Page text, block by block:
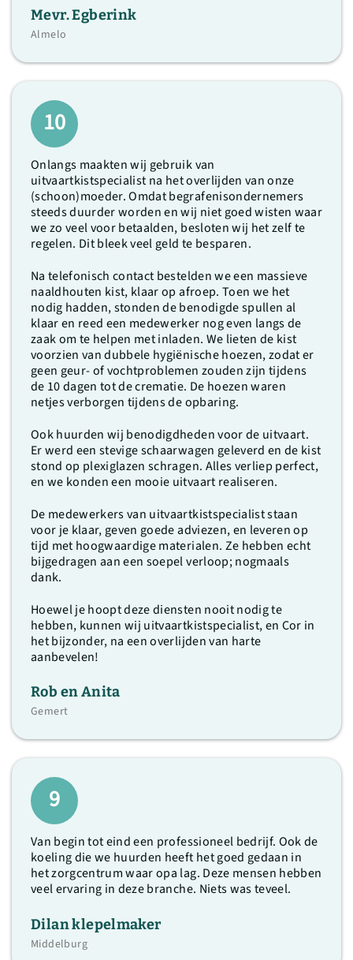
Mevr. Egberink
Almelo
10
Onlangs maakten wij gebruik van
uitvaartkistspecialist na het overlijden van onze
(schoon)moeder. Omdat begrafenisondernemers
steeds duurder worden en wij niet goed wisten waar
we zo veel voor betaalden, besloten wij het zelf te
regelen. Dit bleek veel geld te besparen.
Na telefonisch contact bestelden we een massieve
naaldhouten kist, klaar op afroep. Toen we het
nodig hadden, stonden de benodigde spullen al
klaar en reed een medewerker nog even langs de
zaak om te helpen met inladen. We lieten de kist
voorzien van dubbele hygiënische hoezen, zodat er
geen geur- of vochtproblemen zouden zijn tijdens
de 10 dagen tot de crematie. De hoezen waren
netjes verborgen tijdens de opbaring.
Ook huurden wij benodigdheden voor de uitvaart.
Er werd een stevige schaarwagen geleverd en de kist
stond op plexiglazen schragen. Alles verliep perfect,
en we konden een mooie uitvaart realiseren.
De medewerkers van uitvaartkistspecialist staan
voor je klaar, geven goede adviezen, en leveren op
tijd met hoogwaardige materialen. Ze hebben echt
bijgedragen aan een soepel verloop; nogmaals
dank.
Hoewel je hoopt deze diensten nooit nodig te
hebben, kunnen wij uitvaartkistspecialist, en Cor in
het bijzonder, na een overlijden van harte
aanbevelen!
Rob en Anita
Gemert
9
Van begin tot eind een professioneel bedrijf. Ook de
koeling die we huurden heeft het goed gedaan in
het zorgcentrum waar opa lag. Deze mensen hebben
veel ervaring in deze branche. Niets was teveel.
Dilan klepelmaker
Middelburg